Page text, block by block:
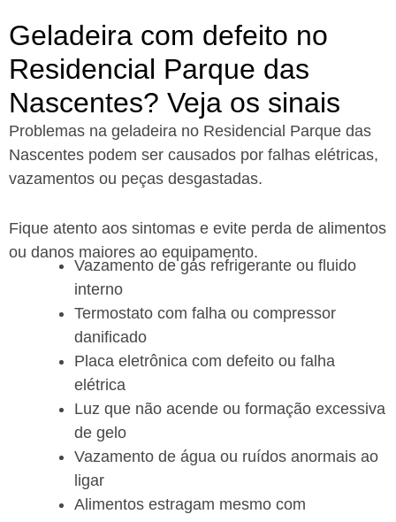
Geladeira com defeito no
Residencial Parque das
Nascentes? Veja os sinais
Problemas na geladeira no Residencial Parque das
Nascentes podem ser causados por falhas elétricas,
vazamentos ou peças desgastadas.
Fique atento aos sintomas e evite perda de alimentos
ou danos maiores ao equipamento.
Vazamento de gás refrigerante ou fluido
interno
Termostato com falha ou compressor
danificado
Placa eletrônica com defeito ou falha
elétrica
Luz que não acende ou formação excessiva
de gelo
Vazamento de água ou ruídos anormais ao
ligar
Alimentos estragam mesmo com